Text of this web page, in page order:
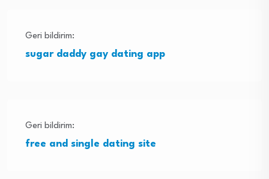
Geri bildirim:
sugar daddy gay dating app
Geri bildirim:
free and single dating site